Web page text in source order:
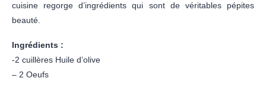
cuisine regorge d’ingrédients qui sont de véritables pépites
beauté.
Ingrédients :
-2 cuillères Huile d’olive
– 2 Oeufs